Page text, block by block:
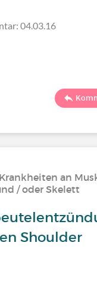
04.03.16
an
/ oder Skelett
Shoulder